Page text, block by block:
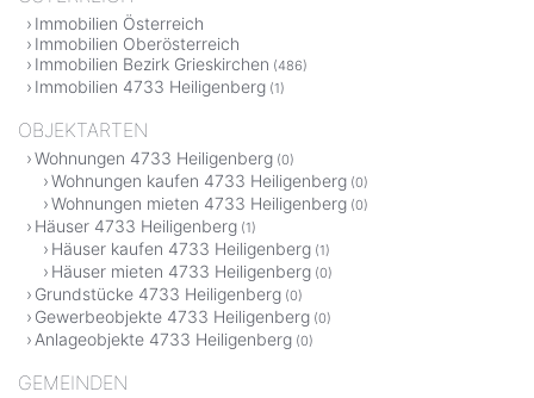
Immobilien Österreich
Immobilien Oberösterreich
Immobilien Bezirk Grieskirchen (486)
Immobilien 4733 Heiligenberg (1)
OBJEKTARTEN
Wohnungen 4733 Heiligenberg (0)
Wohnungen kaufen 4733 Heiligenberg (0)
Wohnungen mieten 4733 Heiligenberg (0)
Häuser 4733 Heiligenberg (1)
Häuser kaufen 4733 Heiligenberg (1)
Häuser mieten 4733 Heiligenberg (0)
Grundstücke 4733 Heiligenberg (0)
Gewerbeobjekte 4733 Heiligenberg (0)
Anlageobjekte 4733 Heiligenberg (0)
GEMEINDEN